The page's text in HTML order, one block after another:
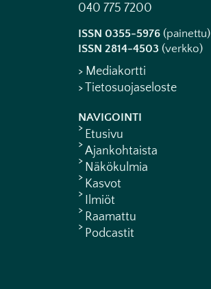
040 775 7200
ISSN 0355-5976 (painettu)
ISSN 2814-4503 (verkko)
> Mediakortti
> Tietosuojaseloste
NAVIGOINTI
Etusivu
Ajankohtaista
Näkökulmia
Kasvot
Ilmiöt
Raamattu
Podcastit